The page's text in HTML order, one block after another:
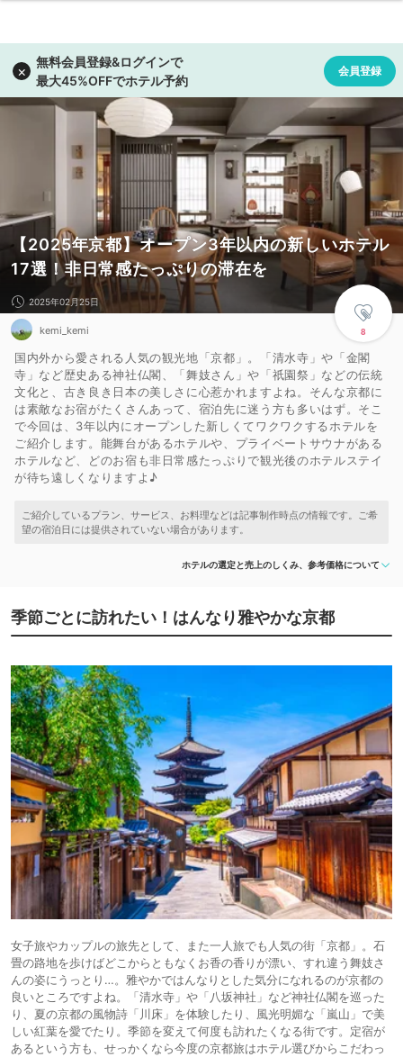
【2025年京都】オープン3年以内の新しいホテル
17選！非日常感たっぷりの滞在を
8
2025年02月25日
kemi_kemi
国内外から愛される人気の観光地「京都」。「清水寺」や「金閣
寺」など歴史ある神社仏閣、「舞妓さん」や「祇園祭」などの伝統
文化と、古き良き日本の美しさに心惹かれますよね。そんな京都に
は素敵なお宿がたくさんあって、宿泊先に迷う方も多いはず。そこ
で今回は、3年以内にオープンした新しくてワクワクするホテルを
ご紹介します。能舞台があるホテルや、プライベートサウナがある
ホテルなど、どのお宿も非日常感たっぷりで観光後のホテルステイ
が待ち遠しくなりますよ♪
ホテルの選定と売上のしくみ、参考価格について
季節ごとに訪れたい！はんなり雅やかな京都
女子旅やカップルの旅先として、また一人旅でも人気の街「京都」。石
畳の路地を歩けばどこからともなくお香の香りが漂い、すれ違う舞妓さ
んの姿にうっとり…。雅やかではんなりとした気分になれるのが京都の
良いところですよね。「清水寺」や「八坂神社」など神社仏閣を巡った
り、夏の京都の風物詩「川床」を体験したり、風光明媚な「嵐山」で美
しい紅葉を愛でたり。季節を変えて何度も訪れたくなる街です。定宿が
あるという方も、せっかくなら今度の京都旅はホテル選びからこだわっ